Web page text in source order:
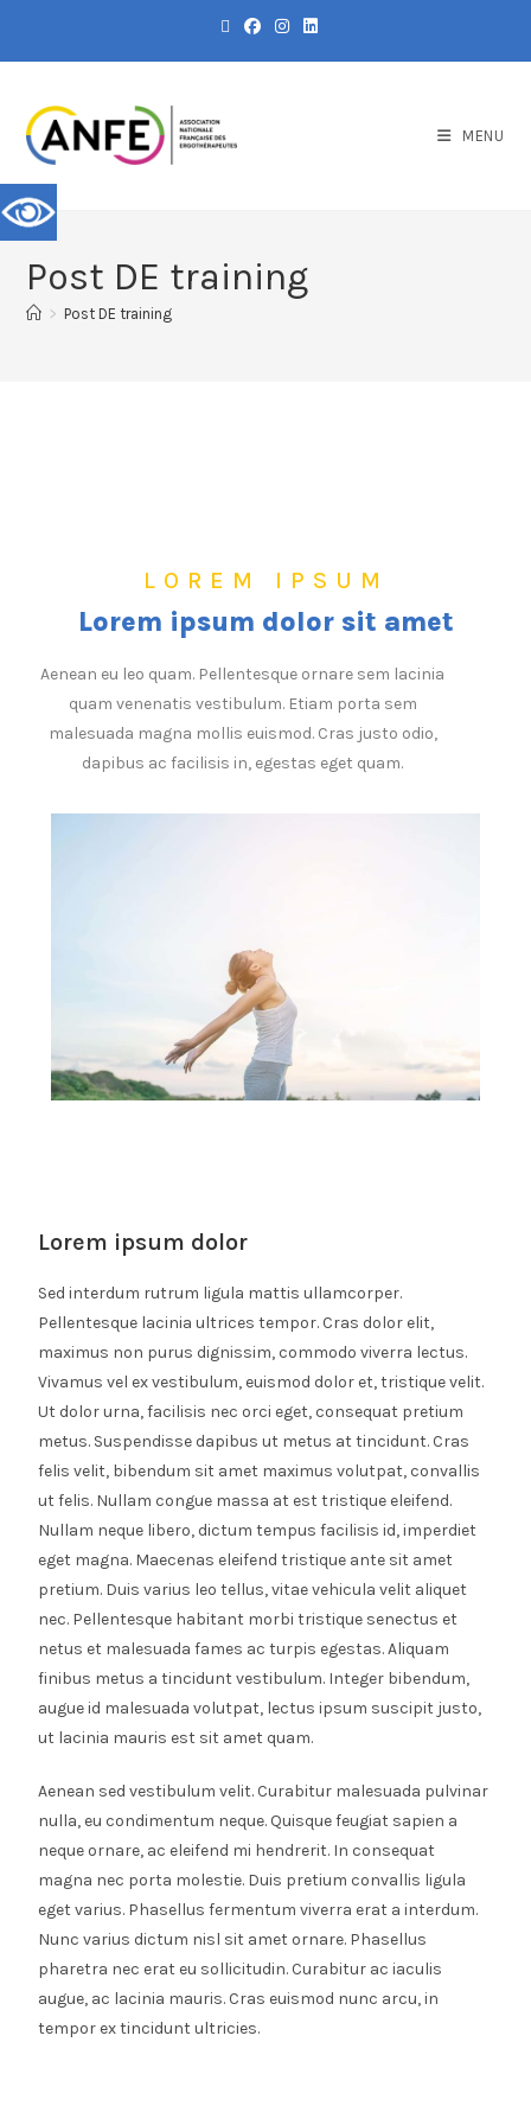
MENU
Post DE training
> Post DE training
LOREM IPSUM
Lorem ipsum dolor sit amet
Aenean eu leo quam. Pellentesque ornare sem lacinia
quam venenatis vestibulum. Etiam porta sem
malesuada magna mollis euismod. Cras justo odio,
dapibus ac facilisis in, egestas eget quam.
Lorem ipsum dolor
Sed interdum rutrum ligula mattis ullamcorper.
Pellentesque lacinia ultrices tempor. Cras dolor elit,
maximus non purus dignissim, commodo viverra lectus.
Vivamus vel ex vestibulum, euismod dolor et, tristique velit.
Ut dolor urna, facilisis nec orci eget, consequat pretium
metus. Suspendisse dapibus ut metus at tincidunt. Cras
felis velit, bibendum sit amet maximus volutpat, convallis
ut felis. Nullam congue massa at est tristique eleifend.
Nullam neque libero, dictum tempus facilisis id, imperdiet
eget magna. Maecenas eleifend tristique ante sit amet
pretium. Duis varius leo tellus, vitae vehicula velit aliquet
nec. Pellentesque habitant morbi tristique senectus et
netus et malesuada fames ac turpis egestas. Aliquam
finibus metus a tincidunt vestibulum. Integer bibendum,
augue id malesuada volutpat, lectus ipsum suscipit justo,
ut lacinia mauris est sit amet quam.
Aenean sed vestibulum velit. Curabitur malesuada pulvinar
nulla, eu condimentum neque. Quisque feugiat sapien a
neque ornare, ac eleifend mi hendrerit. In consequat
magna nec porta molestie. Duis pretium convallis ligula
eget varius. Phasellus fermentum viverra erat a interdum.
Nunc varius dictum nisl sit amet ornare. Phasellus
pharetra nec erat eu sollicitudin. Curabitur ac iaculis
augue, ac lacinia mauris. Cras euismod nunc arcu, in
tempor ex tincidunt ultricies.